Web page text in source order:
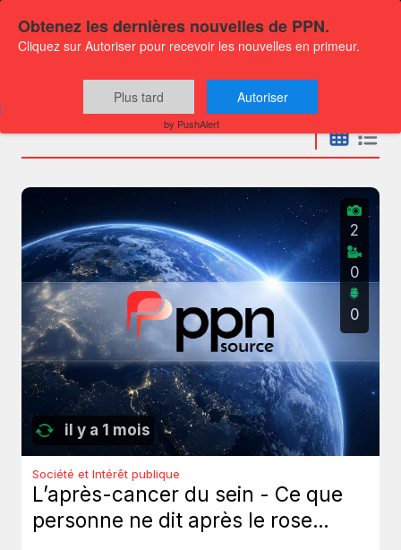
Communiqués
il y a 1 mois
2
0
0
Société et Intérêt publique
L’après-cancer du sein - Ce que
personne ne dit après le rose…
Obtenez les dernières nouvelles de PPN.
Cliquez sur Autoriser pour recevoir les nouvelles en primeur.
Plus tard Autoriser
by PushAlert